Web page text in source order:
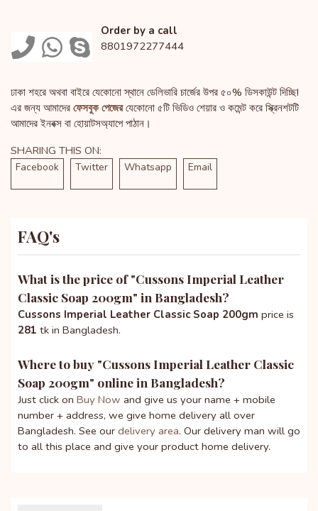
Order by a call
8801972277444
ঢাকা শহরে অথবা বাইরে যেকোনো স্থানে ডেলিভারি চার্জের উপর ৫০% ডিসকাউন্ট দিচ্ছি!
এর জন্য আমাদের ফেসবুক পেজেরযেকোনো ৫টি ভিডিও শেয়ার ও কমেন্ট করে স্ক্রিনশটটি
আমাদের ইনবক্স বা হোয়াটসঅ্যাপে পাঠান।
SHARING THIS ON:
Facebook Twitter Whatsapp Email
FAQ's
What is the price of "Cussons Imperial Leather
Classic Soap 200gm" in Bangladesh?
Cussons Imperial Leather Classic Soap 200gm price is
281 tk in Bangladesh.
Where to buy "Cussons Imperial Leather Classic
Soap 200gm" online in Bangladesh?
Just click on Buy Now and give us your name + mobile
number + address, we give home delivery all over
Bangladesh. See our delivery area. Our delivery man will go
to all this place and give your product home delivery.